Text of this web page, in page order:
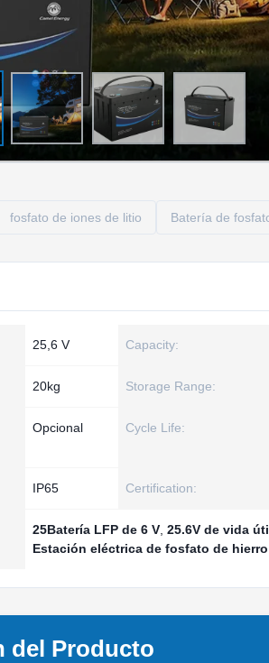
fosfato de iones de litio Batería de
25,6 V Capacity:
20kg Storage Range:
Opcional Cycle Life:
IP65 Certification:
25Batería LFP de 6 V 25.6V de vida
Estación eléctrica de fosfato de
del Producto